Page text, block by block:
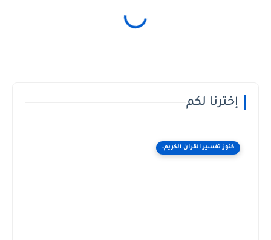
إخترنا لكم
كنوز تفسير القران الكريم،